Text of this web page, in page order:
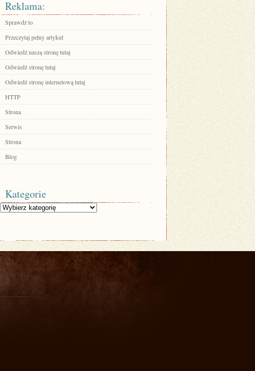
Reklama:
Sprawdź to
Przeczytaj pełny artykuł
Odwiedź naszą stronę tutaj
Odwiedź stronę tutaj
Odwiedź stronę internetową tutaj
HTTP
Strona
Serwis
Strona
Blog
Kategorie
Kategorie